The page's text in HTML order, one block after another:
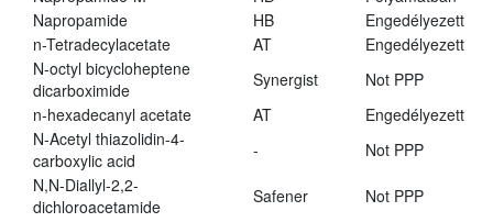
Napropamide
HB
Engedélyezett
n-Tetradecylacetate
AT
Engedélyezett
N-octyl bicycloheptene
dicarboximide
Synergist
Not PPP
n-hexadecanyl acetate
AT
Engedélyezett
N-Acetyl thiazolidin-4-
carboxylic acid
-
Not PPP
N,N-Diallyl-2,2-
dichloroacetamide
Safener
Not PPP